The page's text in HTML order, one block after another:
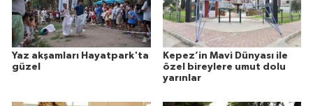
Yaz akşamları Hayatpark'ta
güzel
Kepez’in Mavi Dünyası ile
özel bireylere umut dolu
yarınlar